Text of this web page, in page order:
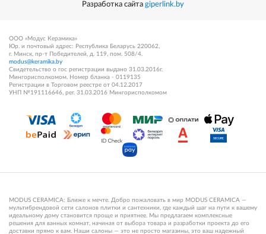
Разработка сайта giperlink.by
ООО «Модус Керамика»
Юр. и почтовый адрес: Республика Беларусь 220062,
г. Минск, пр-т Победителей, д. 119, пом. 508/4.
modus@keramika.by
Свидетельство о гос регистрации выдано 31.03.2016г.
Мингорисполкомом. Номер бланка - 0119135
Регистрации в Торговом реестре от 04.12.2017
УНП №191116646, рег. 31.03.2016 Мингорисполкомом
MODUS CERAMICA: Ближе к мечте. Добро пожаловать в мир MODUS CERAMICA —
мультибрендовой сети салонов плитки и сантехники, где каждый шаг на пути к вашему
идеальному дому становится проще и приятнее. Мы предлагаем комплексные
решения для ванных комнат, начиная от выбора товара и разработки проекта до его
доставки прямо к вам. Наши салоны — это не просто магазины, это ваш надежный